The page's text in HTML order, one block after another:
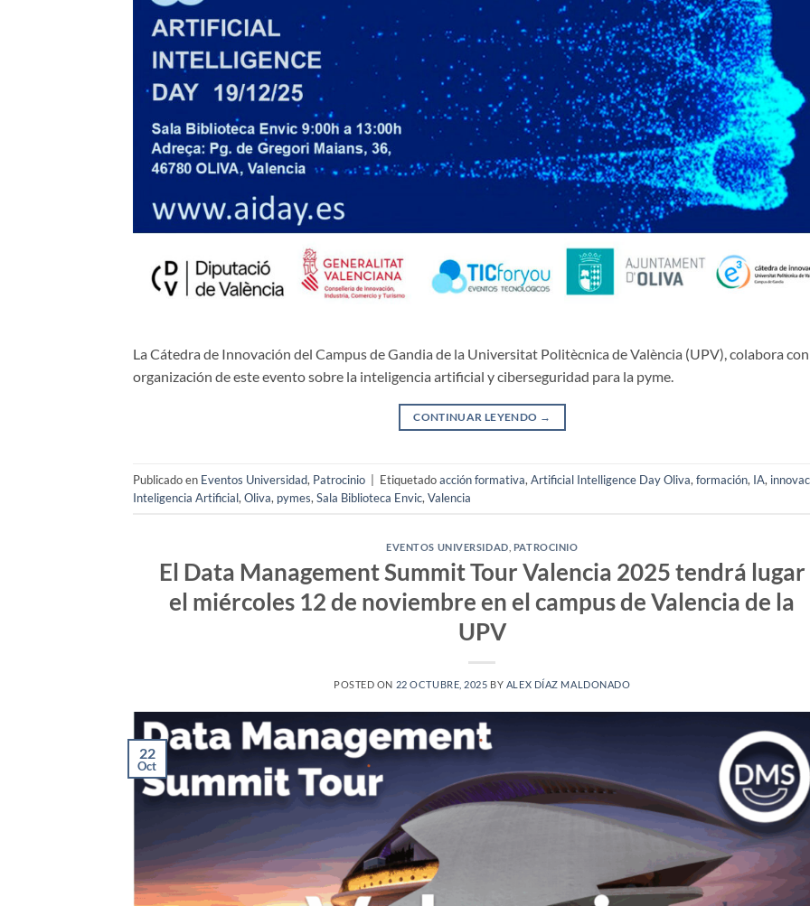
La Cátedra de Innovación del Campus de Gandia de la Universitat Politècnica de València (UPV), colabora
organización de este evento sobre la inteligencia artificial y ciberseguridad para la pyme.
CONTINUAR LEYENDO →
Publicado en Eventos Universidad, Patrocinio Etiquetadoacción formativa, Artificial Intelligence Day Oliva, formación, IA,
Inteligencia Artificial, Oliva, pymes, Sala Biblioteca Envic, Valencia
EVENTOS UNIVERSIDAD PATROCINIO
El Data Management Summit Tour Valencia 2025 tendrá lugar
el miércoles 12 de noviembre en el campus de Valencia de la
UPV
POSTED ON 22 OCTUBRE, 2025 BY ALEX DÍAZ MALDONADO
22
Oct